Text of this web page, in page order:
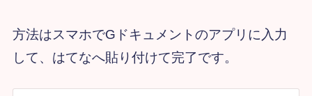
方法はスマホでGドキュメントのアプリに入力
して、はてなへ貼り付けて完了です。